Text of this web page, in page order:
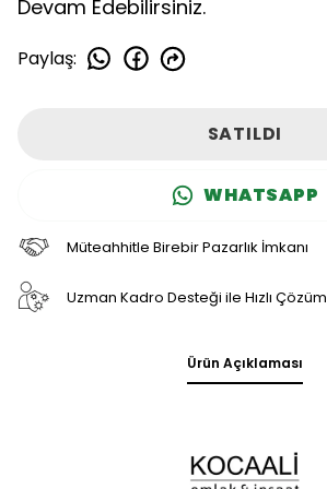
Devam Edebilirsiniz.
Paylaş:
SATILDI
WHATSAPP
Müteahhitle Birebir Pazarlık İmkanı
Uzman Kadro Desteği ile Hızlı Çözüm
Ürün Açıklaması